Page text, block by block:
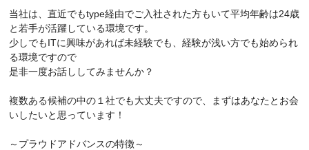
当社は、直近でもtype経由でご入社された方もいて平均年齢は24歳
と若手が活躍している環境です。
少しでもITに興味があれば未経験でも、経験が浅い方でも始められ
る環境ですので
是非一度お話ししてみませんか？
複数ある候補の中の１社でも大丈夫ですので、まずはあなたとお会
いしたいと思っています！
～プラウドアドバンスの特徴～